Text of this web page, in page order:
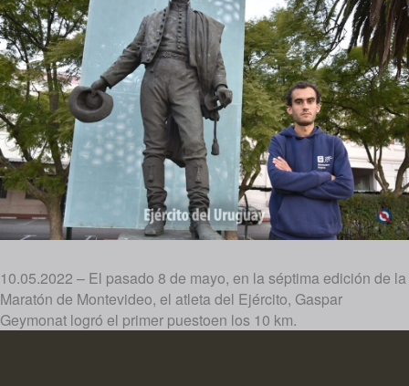
10.05.2022 – El pasado 8 de mayo, en la séptima edición de la
Maratón de Montevideo, el atleta del Ejército, Gaspar
Geymonat logró el primer puestoen los 10 km.